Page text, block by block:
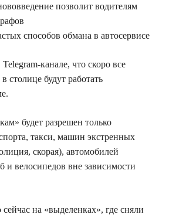
позволит водителям
способов обмана в автосервисе
канале, что скоро все
столице будут работать
будет разрешен только
такси, машин экстренных
скорая), автомобилей
и велосипедов вне зависимости
на «выделенках», где сняли